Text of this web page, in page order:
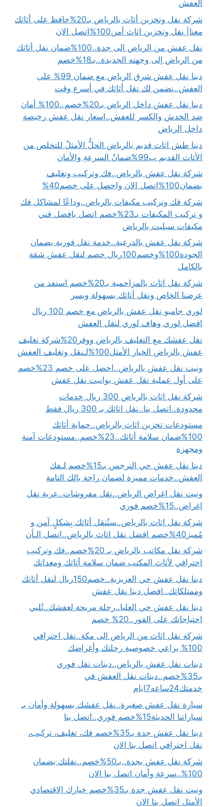
العفش
شركة نقل وتخزين أثاث بالرياض بـ20%حافظ على أثاثك
معنا| نقل وتخزين اثاث آمن100%اتصل الان
نقل عفش من الرياض الى جدة..100%ضمان نقل أثاثك
من الرياض إلى وجهته الجديدة..بـ18%خصم
دينا نقل عفش شرق الرياض مع ضمان 99% على
العفش..نضمن لك نقل أثاثك في أسرع وقت
دينا نقل عفش داخل الرياض بـ20%خصم..100% أمان
ضد الخدش والكسر للعفش..اسعار نقل عفش رخيصة
داخل الرياض
دينا طش اثاث قديم بالرياض الحلُّ الأمثلُ للتخلص من
الأثاث القديم ب99%ضمانُ السرعةِ والأمان
شركة نقل عفش بالرياض..فك وتركيب وتغليف
بضمان100%اتصل الان واحصل على خصم40%
شركة فك وتركيب مكيفات بالرياض..وداعًا لمشاكل فك
و تركيب المكيفات بـ23%خصم اتصل بافضل فني
مكيفات سبليت بالرياض
شركة نقل عفش بالدرعية..خدمة نقل فورية بضمان
الجودة100%وخصم100ريال خصم لنقل عفش شقة
بالكامل
شركة نقل اثاث بالمزاحمية بـ20%خصم استفد من
عرضنا الخاص ونقل أثاثك بسهولة ويسر
لوري جامبو نقل عفش بالرياض مع خصم 100 ريال
افضل لوري وهاف لوري لنقل العفش
نقل عفشك مع التغليف بالرياض ووفر20%شركة تغليف
عفش بالرياض الخيار الأمثل100%لـنقل وتغليف العفش
ونيت نقل عفش بالرياض..احصل على خصم 23%خصم
على أول عملية نقل عفش بوانيت نقل عفش
شركة نقل اثاث بالرياض 300 ريال خدمات
محدودة..اتصل بنا..نقل اثاثك بـ 300 ريال فقط
مستودعات تخزين اثاث بالرياض..حماية أثاثك
100%ضمان سلامة أثاثك..23%خصم..مستودعات آمنة
ومجهزة
دينا نقل عفش حي النرجس بـ15%خصم لـفك
العفش..خدمات مميزة لضمان راحة بالك التامة
ونيت نقل اغراض الرياض..نقل مفروشات..عربة نقل
اغراض..15%خصم فوري
شركة نقل اثاث بالرياض..ستُنقل أثاثك بِشكلٍ آمن و
مُميز40%خصم افضل نقل اثاث بالرياض..اتصل الـأن
شركة نقل مكاتب بالرياض بـ 20%خصم..فك وتركيب
احترافي لأثاث المكتب ضمان سلامة أثاثك ومعداتك
دينا نقل عفش حي العزيزية..خصم150ريال لنقل أثاثك
وممتلكاتك..افضل دينا نقل عفش
دينا نقل عفش حي العليا..رحلة مريحة لعفشك..تُلبي
احتياجاتك على الفور..20% خصم
شركة نقل اثاث من الرياض الى مكة..نقل احترافي
100% يراعي خصوصية رحلتك وأغراضك
دينات نقل عفش بالرياض..دينات نقل فوري
بـ35%خصم..دينات نقل العفش في
خدمتك24ساعه7ايام
سيارة نقل عفش صغيرة..نقل عفشك بسهولة وأمان بـ
سياراتنا الحديثة15%خصم فوري..اتصل بنا
دينا نقل عفش جدة بـ35%خصم فك، تغليف، تركيب،
نقل احترافي اتصل بنا الان
شركة نقل عفش بجدة..بـ50%خصم..نقلتك بضمان
100%..سرعة وأمان اتصل بنا الان
ونيت نقل عفش جدة بـ35%خصم خيارك الاقتصادي
الأمثل اتصل بنا الان